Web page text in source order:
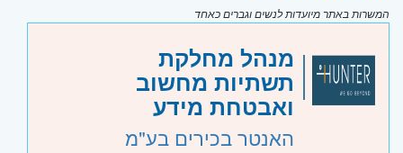
המשרות באתר מיועדות לנשים וגברים כאחד
מנהל מחלקת
תשתיות מחשוב
ואבטחת מידע
האנטר בכירים בע"מ